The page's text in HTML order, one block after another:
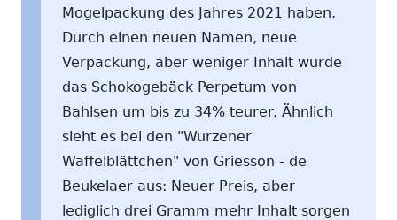
Mogelpackung des Jahres 2021 haben.
Durch einen neuen Namen, neue
Verpackung, aber weniger Inhalt wurde
das Schokogebäck Perpetum von
Bahlsen um bis zu 34% teurer. Ähnlich
sieht es bei den "Wurzener
Waffelblättchen" von Griesson - de
Beukelaer aus: Neuer Preis, aber
lediglich drei Gramm mehr Inhalt sorgen